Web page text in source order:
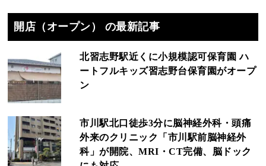
開店（オープン） の最新記事
北習志野駅近くに小規模認可保育園 ハ
ートフルキッズ習志野台保育園がオープ
ン
市川駅北口徒歩3分に脳神経外科・頭痛
外来のクリニック「市川駅前脳神経外
科」が開院、MRI・CT完備、脳ドック